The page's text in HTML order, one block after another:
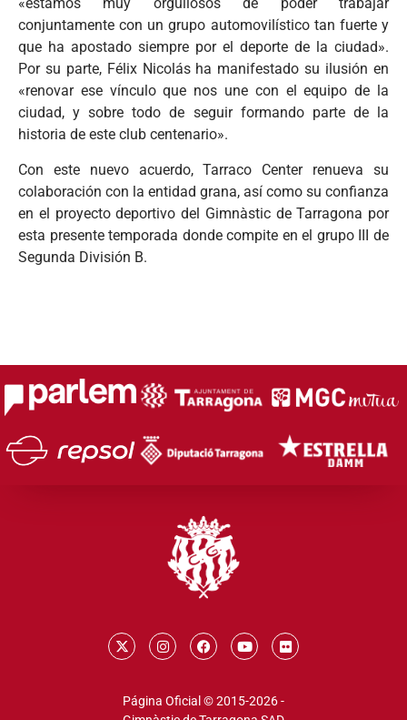
«estamos muy orgullosos de poder trabajar
conjuntamente con un grupo automovilístico tan fuerte y
que ha apostado siempre por el deporte de la ciudad».
Por su parte, Félix Nicolás ha manifestado su ilusión en
«renovar ese vínculo que nos une con el equipo de la
ciudad, y sobre todo de seguir formando parte de la
historia de este club centenario».
Con este nuevo acuerdo, Tarraco Center renueva su
colaboración con la entidad grana, así como su confianza
en el proyecto deportivo del Gimnàstic de Tarragona por
esta presente temporada donde compite en el grupo III de
Segunda División B.
Página Oficial © 2015-2026 -